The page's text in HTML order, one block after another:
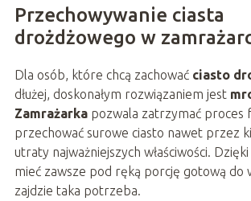
Przechowywanie ciasta
drożdżowego w
Dla osób, które chcą zachować ciasto
dłużej, doskonałym rozwiązaniem jest
Zamrażarkapozwala zatrzymać proces
przechować surowe ciasto nawet przez
utraty najważniejszych właściwości.
mieć zawsze pod ręką porcję gotową do
zajdzie taka potrzeba.